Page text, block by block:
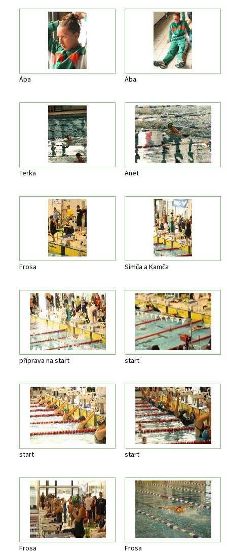
Ába Ába
Terka Anet
Frosa Simča a Kamča
příprava na start start
start start
Frosa Frosa